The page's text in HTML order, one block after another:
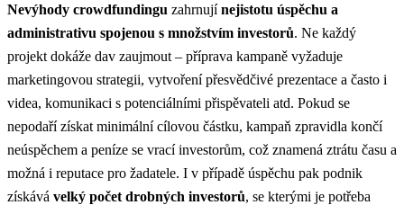
Nevýhody crowdfundingu zahrnujínejistotu úspěchu a
administrativu spojenou s množstvím investorů. Ne každý
projekt dokáže dav zaujmout – příprava kampaně vyžaduje
marketingovou strategii, vytvoření přesvědčivé prezentace a často i
videa, komunikaci s potenciálními přispěvateli atd. Pokud se
nepodaří získat minimální cílovou částku, kampaň zpravidla končí
neúspěchem a peníze se vrací investorům, což znamená ztrátu času a
možná i reputace pro žadatele. I v případě úspěchu pak podnik
získává velký počet drobných investorů, se kterými je potřeba